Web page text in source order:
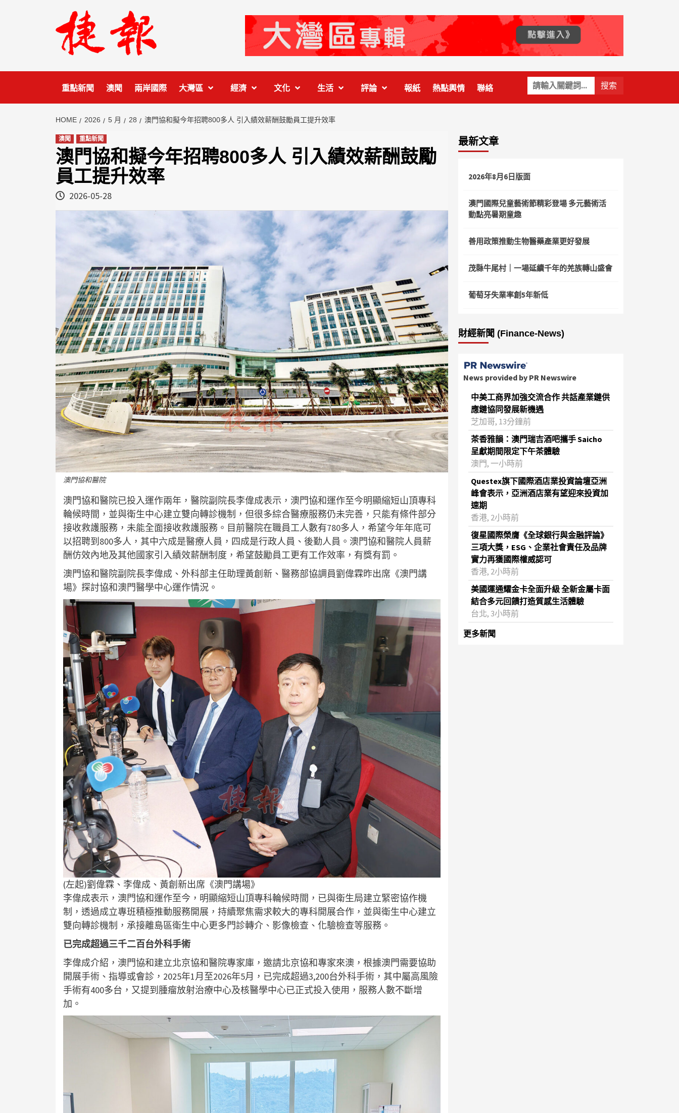
關
鍵
字:
重點新聞 澳聞 兩岸國際 大灣區 經濟 文化 生活 評論 報紙 熱點輿情 聯絡
HOME 2026 5 月 28 澳門協和擬今年招聘800多人 引入績效薪酬鼓勵員工提升效率
澳聞 重點新聞
澳門協和擬今年招聘800多人 引入績效薪酬鼓勵
員工提升效率
2026-05-28
澳門協和醫院
澳門協和醫院已投入運作兩年，醫院副院長李偉成表示，澳門協和運作至今明顯縮短山頂專科
輪候時間，並與衛生中心建立雙向轉診機制，但很多綜合醫療服務仍未完善，只能有條件部分
接收救護服務，未能全面接收救護服務。目前醫院在職員工人數有780多人，希望今年年底可
以招聘到800多人，其中六成是醫療人員，四成是行政人員、後勤人員。澳門協和醫院人員薪
酬仿效內地及其他國家引入績效薪酬制度，希望鼓勵員工更有工作效率，有獎有罰。
澳門協和醫院副院長李偉成、外科部主任助理黃創新、醫務部協調員劉偉霖昨出席《澳門講
場》探討協和澳門醫學中心運作情況。
(左起)劉偉霖、李偉成、黃創新出席《澳門講場》
李偉成表示，澳門協和運作至今，明顯縮短山頂專科輪候時間，已與衛生局建立緊密協作機
制，透過成立專班積極推動服務開展，持續聚焦需求較大的專科開展合作，並與衛生中心建立
雙向轉診機制，承接離島區衛生中心更多門診轉介、影像檢查、化驗檢查等服務。
已完成超過三千二百台外科手術
李偉成介紹，澳門協和建立北京協和醫院專家庫，邀請北京協和專家來澳，根據澳門需要協助
開展手術、指導或會診，2025年1月至2026年5月，已完成超過3,200台外科手術，其中屬高風險
手術有400多台，又提到腫瘤放射治療中心及核醫學中心已正式投入使用，服務人數不斷增
加。
最新文章
2026年8月6日版面
澳門國際兒童藝術節精彩登場 多元藝術活
動點亮暑期童趣
善用政策推動生物醫藥產業更好發展
茂縣牛尾村｜一場延續千年的羌族轉山盛會
葡萄牙失業率創5年新低
財經新聞 (Finance-News)
News provided by PR Newswire
中美工商界加強交流合作 共話產業鏈供
應鏈協同發展新機遇
芝加哥, 13分鐘前
茶香雅韻：澳門瑞吉酒吧攜手 Saicho
呈獻期間限定下午茶體驗
澳門, 一小時前
Questex旗下國際酒店業投資論壇亞洲
峰會表示，亞洲酒店業有望迎來投資加
速期
香港, 2小時前
復星國際榮膺《全球銀行與金融評論》
三項大獎，ESG、企業社會責任及品牌
實力再獲國際權威認可
香港, 2小時前
美國運通耀金卡全面升級 全新金屬卡面
結合多元回饋打造質感生活體驗
台北, 3小時前
更多新聞